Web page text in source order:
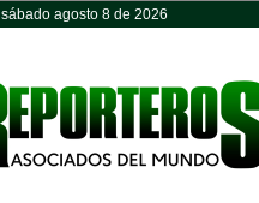
sábado agosto 8 de 2026
Opinión Política